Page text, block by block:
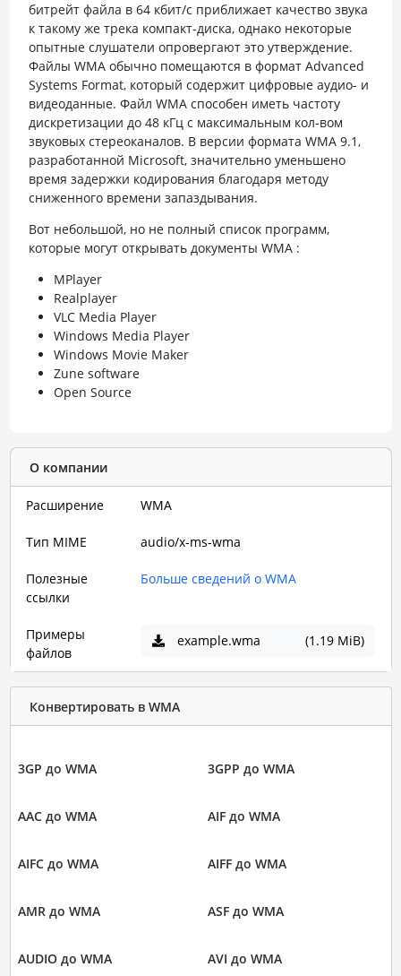
битрейт файла в 64 кбит/с приближает качество звука
к такому же трека компакт-диска, однако некоторые
опытные слушатели опровергают это утверждение.
Файлы WMA обычно помещаются в формат Advanced
Systems Format, который содержит цифровые аудио- и
видеоданные. Файл WMA способен иметь частоту
дискретизации до 48 кГц с максимальным кол-вом
звуковых стереоканалов. В версии формата WMA 9.1,
разработанной Microsoft, значительно уменьшено
время задержки кодирования благодаря методу
сниженного времени запаздывания.
Вот небольшой, но не полный список программ,
которые могут открывать документы WMA :
MPlayer
Realplayer
VLC Media Player
Windows Media Player
Windows Movie Maker
Zune software
Open Source
О компании
Расширение WMA
Тип MIME audio/x-ms-wma
Полезные
ссылки
Больше сведений о WMA
Примеры
файлов
example.wma (1.19 MiB)
Конвертировать в WMA
3GP до WMA 3GPP до WMA
AAC до WMA AIF до WMA
AIFC до WMA AIFF до WMA
AMR до WMA ASF до WMA
AUDIO до WMA AVI до WMA